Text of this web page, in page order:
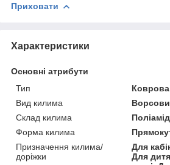
Приховати
Характеристики
Основні атрибути
Тип
Вид килима
Склад килима
Поліамід
Форма килима
Призначення килима/
доріжки
Для
Для